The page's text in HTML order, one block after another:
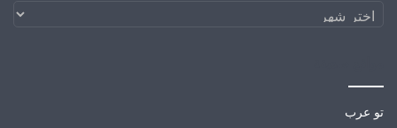
الارشيف
تو عرب